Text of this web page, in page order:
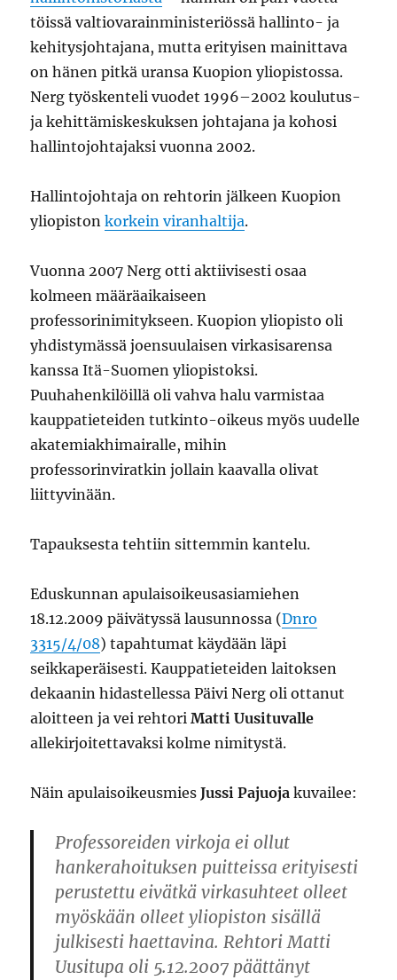
töissä valtiovarainministeriössä hallinto- ja
kehitysjohtajana, mutta erityisen mainittava
on hänen pitkä uransa Kuopion yliopistossa.
Nerg työskenteli vuodet 1996–2002 koulutus-
ja kehittämiskeskuksen johtajana ja kohosi
hallintojohtajaksi vuonna 2002.
Hallintojohtaja on rehtorin jälkeen Kuopion
yliopistonkorkein viranhaltija.
Vuonna 2007 Nerg otti aktiivisesti osaa
kolmeen määräaikaiseen
professorinimitykseen. Kuopion yliopisto oli
yhdistymässä joensuulaisen virkasisarensa
kanssa Itä-Suomen yliopistoksi.
Puuhahenkilöillä oli vahva halu varmistaa
kauppatieteiden tutkinto-oikeus myös uudelle
akatemiakhimairalle, mihin
professorinviratkin jollain kaavalla olivat
liittyvinään.
Tapauksesta tehtiin sittemmin kantelu.
Eduskunnan apulaisoikeusasiamiehen
18.12.2009 päivätyssä lausunnossa (Dnro
3315/4/08) tapahtumat käydään läpi
seikkaperäisesti. Kauppatieteiden laitoksen
dekaanin hidastellessa Päivi Nerg oli ottanut
aloitteen ja vei rehtoriMatti Uusituvalle
allekirjoitettavaksi kolme nimitystä.
Näin apulaisoikeusmiesJussi Pajuoja kuvailee:
Professoreiden virkoja ei ollut
hankerahoituksen puitteissa erityisesti
perustettu eivätkä virkasuhteet olleet
myöskään olleet yliopiston sisällä
julkisesti haettavina. Rehtori Matti
Uusitupa oli 5.12.2007 päättänyt